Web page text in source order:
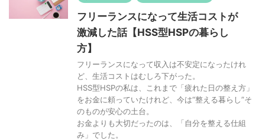
フリーランスになって生活コストが
激減した話【HSS型HSPの暮らし
方】
フリーランスになって収入は不安定になったけれ
ど、生活コストはむしろ下がった。
HSS型HSPの私は、これまで「疲れた日の整え方」
をお金に頼っていたけれど、今は“整える暮らし”そ
のものが安心の土台。
お金よりも大切だったのは、「自分を整える仕組
み」でした。